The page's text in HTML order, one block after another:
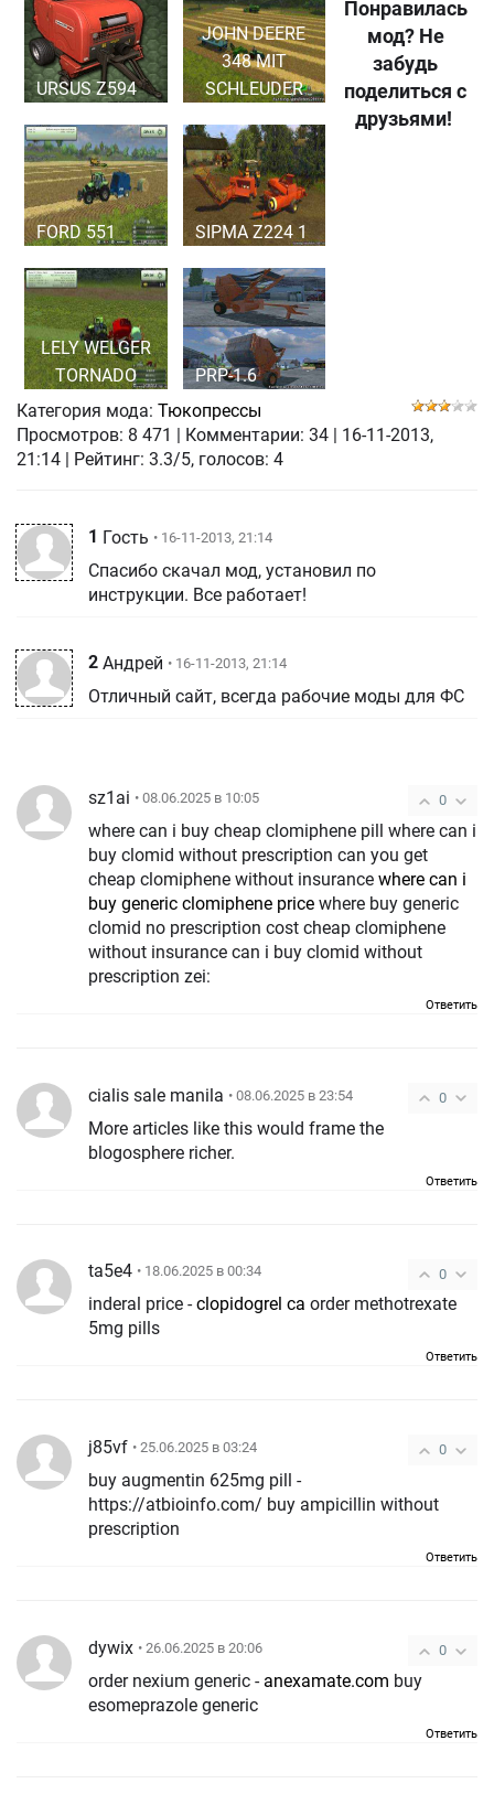
URSUS Z594
JOHN DEERE
348 MIT
SCHLEUDER
FORD 551 SIPMA Z224 1
LELY WELGER
TORNADO
PRP-1.6
Понравилась
мод? Не
забудь
поделиться с
друзьями!
Категория мода: Тюкопрессы
Просмотров: 8 471 Комментарии: 34
16-11-2013,
21:14
| Рейтинг: 3.3/5, голосов: 4
1 Гость • 16-11-2013, 21:14
Спасибо скачал мод, установил по
инструкции. Все работает!
2 Андрей • 16-11-2013, 21:14
Отличный сайт, всегда рабочие моды для ФС
0
sz1ai • 08.06.2025 в 10:05
where can i buy cheap clomiphene pill where can i
buy clomid without prescription can you get
cheap clomiphene without insurance where can i
buy generic clomiphene price where buy generic
clomid no prescription cost cheap clomiphene
without insurance can i buy clomid without
prescription zei:
Ответить
0
cialis sale manila • 08.06.2025 в 23:54
More articles like this would frame the
blogosphere richer.
Ответить
0
ta5e4 • 18.06.2025 в 00:34
inderal price -clopidogrel ca order methotrexate
5mg pills
Ответить
0
j85vf • 25.06.2025 в 03:24
buy augmentin 625mg pill -
https://atbioinfo.com/ buy ampicillin without
prescription
Ответить
0
dywix • 26.06.2025 в 20:06
order nexium generic - anexamate.com
esomeprazole generic
Ответить